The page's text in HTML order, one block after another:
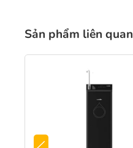
Sản phẩm liên quan